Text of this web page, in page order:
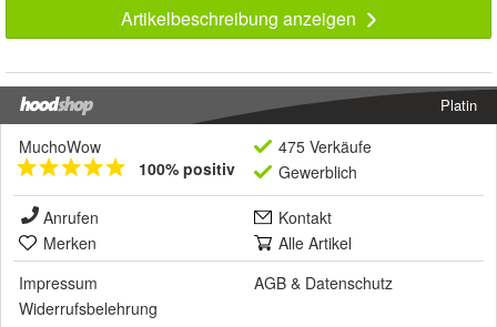
Artikelbeschreibung anzeigen
Platin
MuchoWow
100% positiv
475 Verkäufe
Gewerblich
Anrufen
Kontakt
Merken
Alle Artikel
Impressum
AGB & Datenschutz
Widerrufsbelehrung